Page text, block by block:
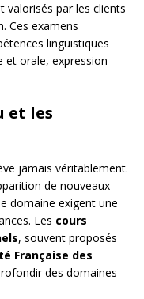
valorisés par les clients
Ces examens
linguistiques
et orale, expression
et les
jamais véritablement.
de nouveaux
domaine exigent une
Les cours
, souvent proposés
Française des
des domaines